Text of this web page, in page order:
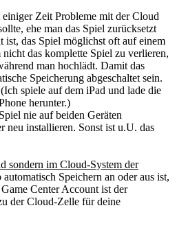
Zeit Probleme mit der Cloud
ehe man das Spiel zurücksetzt
ist, das Spiel möglichst oft auf einem
das komplette Spiel zu verlieren,
man hochlädt. Damit das
Speicherung abgeschaltet sein.
(Ich spiele auf dem iPad und lade die
herunter.)
nie auf beiden Geräten
neu installieren. Sonst ist u.U. das
sondern im Cloud-System der
automatisch Speichern an oder aus ist,
Center Account ist der
der Cloud-Zelle für deine